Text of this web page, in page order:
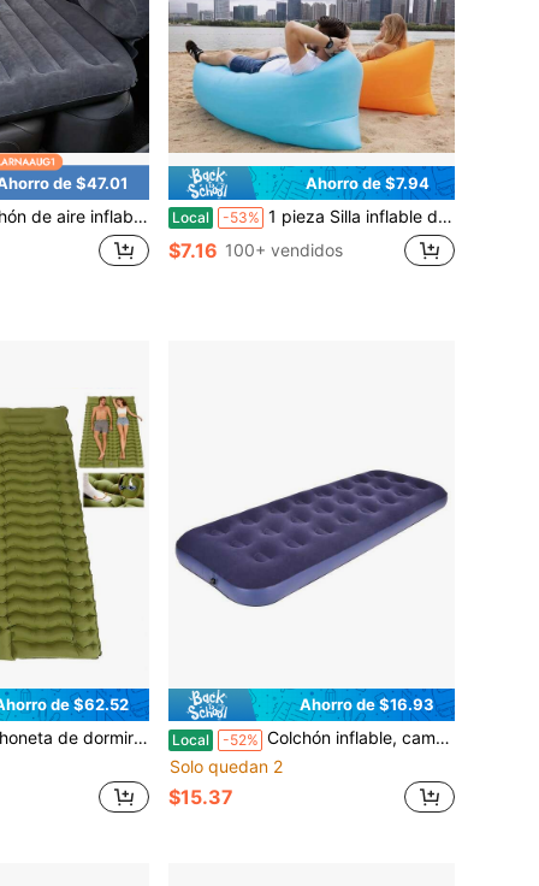
de $47.01
suave y aterciopelada, cómodo colchón para dormir en el vehículo, cama de viaje portátil para coche, ideal para acampar, viajes por carretera y picnics al aire libre.
Ahorro de $7.94
Local -53% 1 pieza Silla inflable de playa para exteriores - Imprescindible para pareja de vacaciones en la isla - Sofá inflable de playa a prueba de agua y de ocio con vista al mar
$7.16 100+ vendidos
de $62.52
para 2 personas con almohada, bomba de pie incorporada, colchoneta de dormir inflable para excursionismo, senderismo, viajes, tienda de campaña, camping portátil
Ahorro de $16.93
Local -52% Colchón inflable, cama inflable, colchón de aire resistente ideal para acampar y viajar
Solo quedan 2
$15.37